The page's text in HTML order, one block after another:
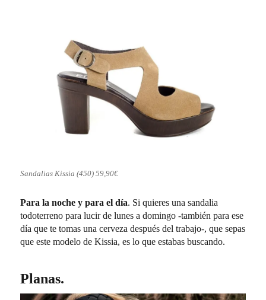
Sandalias Kissia (450) 59,90€
Para la noche y para el día. Si quieres una sandalia
todoterreno para lucir de lunes a domingo -también para ese
día que te tomas una cerveza después del trabajo-, que sepas
que este modelo de Kissia, es lo que estabas buscando.
Planas.